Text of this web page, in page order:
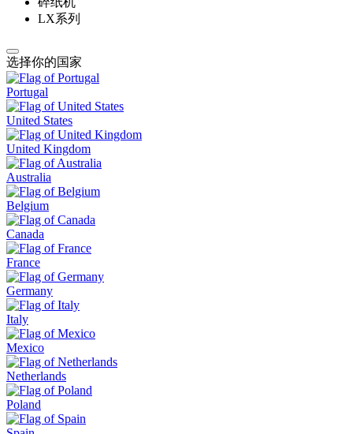
LX系列
选择你的国家
Portugal
United States
United Kingdom
Australia
Belgium
Canada
France
Germany
Italy
Mexico
Netherlands
Poland